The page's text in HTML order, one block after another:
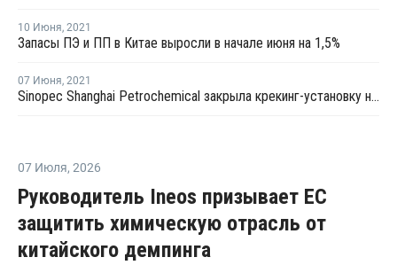
10 Июня, 2021
Запасы ПЭ и ПП в Китае выросли в начале июня на 1,5%
07 Июня, 2021
Sinopec Shanghai Petrochemical закрыла крекинг-установку на внеплановый ремонт
07 Июля, 2026
Руководитель Ineos призывает ЕС
защитить химическую отрасль от
китайского демпинга